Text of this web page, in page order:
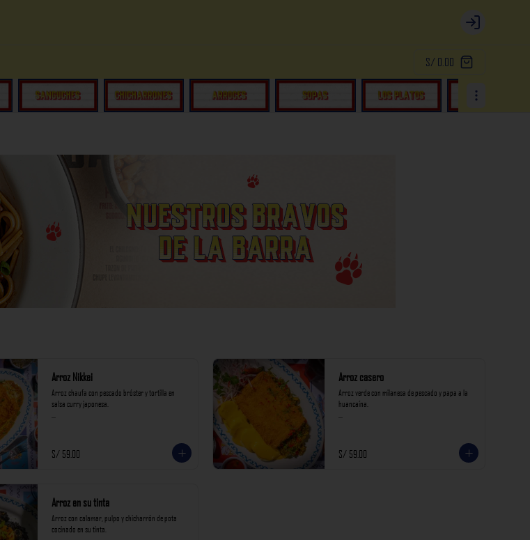
Login
S/ 0.00
Arroz Nikkei
Arroz chaufa con pescado bróster y tortilla en
salsa curry japonesa.
S/ 59.00
Arroz casero
Arroz verde con milanesa de pescado y papa a la
huancaína.
S/ 59.00
Arroz en su tinta
Arroz con calamar, pulpo y chicharrón de pota
cocinado en su tinta.